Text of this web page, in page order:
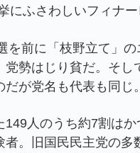
にふさわしいフィナ
前に「枝野立て」
党勢はじり貧だ。そ
だが党名も代表も同
人のうち約7割は
者。旧国民民主党の